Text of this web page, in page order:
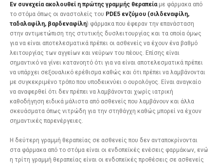
Εν συνεχεία ακολουθεί η πρώτης γραμμής θεραπείαμε φάρμακα από
το στόμα όπως οι αναστολείς του PDE5 ενζύμου (σιλδεναφίλη,
ταδαλαφίλη, βαρδεναφίλη) φάρμακα που έφεραν την επανάσταση
στην αντιμετώπιση της στυτικής δυσλειτουργίας και τα οποία όμως
για να είναι αποτελεσματικά πρέπει οι ασθενείς να έχουν ένα βαθμό
λειτουργίας των αγγείων και νεύρων του πέους. Επίσης είναι
σημαντικό να γίνει κατανοητό ότι για να είναι αποτελεσματικά πρέπει
να υπάρχει σεξουαλικό ερέθισμα καθώς και ότι πρέπει να λαμβάνονται
με συγκεκριμένο τρόπο που υποδεικνύει ο ουρολόγος. Είναι αναγκαίο
να αναφερθεί ότι δεν πρέπει να λαμβάνονται χωρίς ιατρική
καθοδήγηση ειδικά μάλιστα από ασθενείς που λαμβάνουν και άλλα
σκευάσματα όπως νιτρώδη για την στηθάγχη καθώς μπορεί να έχουν
σημαντικές παρενέργειες.
Η δεύτερη γραμμή θεραπείας σε ασθενείς που δεν ανταποκρίνονται
στα φάρμακα από το στόμα είναι οι ενδοπεϊκές ενέσεις φαρμάκων, ενώ
η τρίτη γραμμή θεραπείας είναι οι ενδοπεϊκές προθέσεις σε ασθενείς